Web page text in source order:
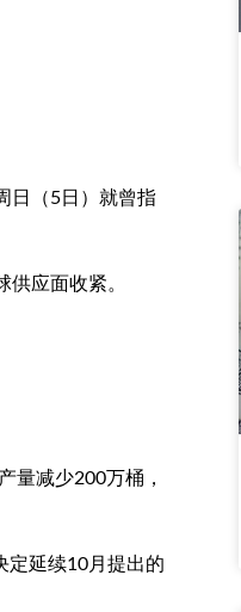
日（5日）就曾指
应面收紧。
量减少200万桶，
定延续10月提出的